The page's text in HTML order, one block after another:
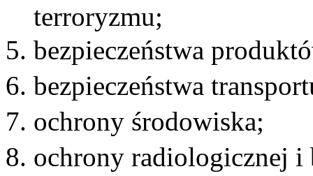
terroryzmu;
bezpieczeństwa
bezpieczeństwa
ochrony środowiska;
ochrony radiologicznej i